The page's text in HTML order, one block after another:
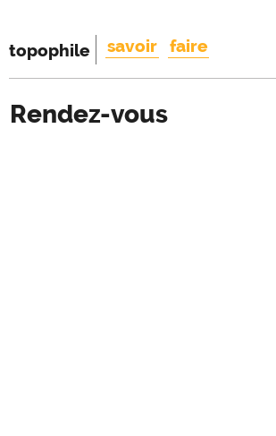
topophile savoir faire
Rendez-vous